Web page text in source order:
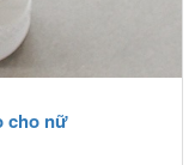
cho nữ